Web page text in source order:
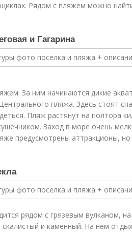
Рядом с пляжем можно
и Гагарина
За ним начинаются дикие
пляжа. Здесь стоят
Пляж растянут на полтора
Заход в море очень
предусмотрены аттракционы,
рядом с грязевым вулканом,
и каменный. На нем